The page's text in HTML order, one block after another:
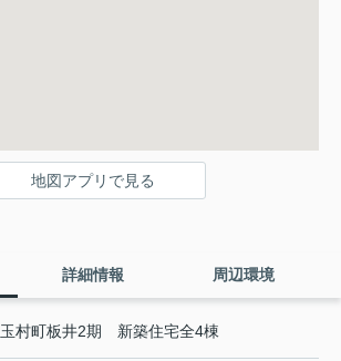
地図アプリで見る
詳細情報 周辺環境
玉村町板井2期 新築住宅全4棟